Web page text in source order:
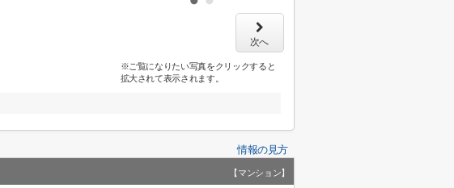
次へ
※ご覧になりたい写真をクリックすると
拡大されて表示されます。
情報の見方
【マンション】